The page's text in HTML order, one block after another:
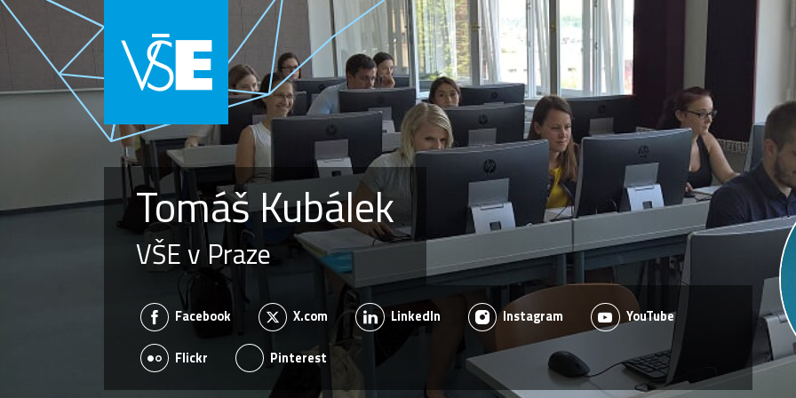
Tomáš Kubálek
VŠE v Praze
Facebook X.com LinkedIn Instagram YouTube
Flickr Pinterest